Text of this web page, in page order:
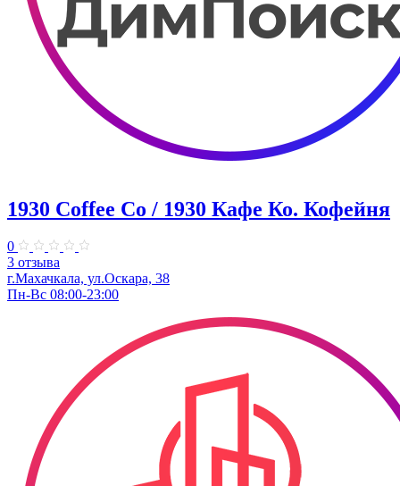
1930 Coffee Co / 1930 Кафе Ко. Кофейня
0
3 отзыва
г.Махачкала, ​ул.Оскара, 38
Пн-Вс 08:00-23:00